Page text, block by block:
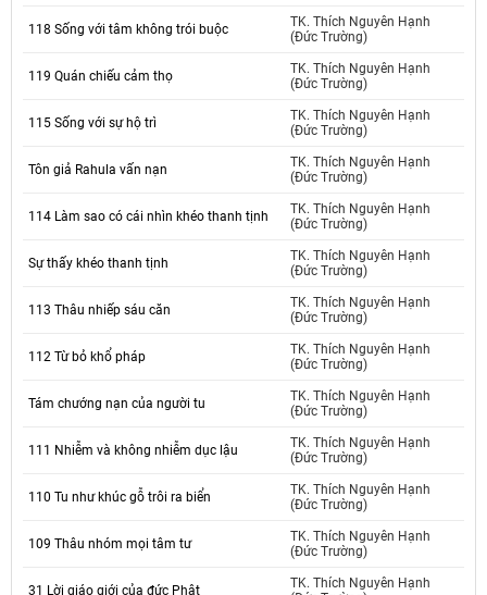
118 Sống với tâm không trói buộc
TK. Thích Nguyên Hạnh
(Đức Trường)
119 Quán chiếu cảm thọ
TK. Thích Nguyên Hạnh
(Đức Trường)
115 Sống với sự hộ trì
TK. Thích Nguyên Hạnh
(Đức Trường)
Tôn giả Rahula vấn nạn
TK. Thích Nguyên Hạnh
(Đức Trường)
114 Làm sao có cái nhìn khéo thanh tịnh
TK. Thích Nguyên Hạnh
(Đức Trường)
Sự thấy khéo thanh tịnh
TK. Thích Nguyên Hạnh
(Đức Trường)
113 Thâu nhiếp sáu căn
TK. Thích Nguyên Hạnh
(Đức Trường)
112 Từ bỏ khổ pháp
TK. Thích Nguyên Hạnh
(Đức Trường)
Tám chướng nạn của người tu
TK. Thích Nguyên Hạnh
(Đức Trường)
111 Nhiễm và không nhiễm dục lậu
TK. Thích Nguyên Hạnh
(Đức Trường)
110 Tu như khúc gỗ trôi ra biển
TK. Thích Nguyên Hạnh
(Đức Trường)
109 Thâu nhóm mọi tâm tư
TK. Thích Nguyên Hạnh
(Đức Trường)
31 Lời giáo giới của đức Phật
TK. Thích Nguyên Hạnh